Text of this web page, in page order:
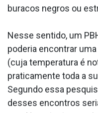
buracos negros ou
Nesse sentido, um
poderia encontrar
(cuja temperatura é
praticamente toda a
Segundo essa
desses encontros